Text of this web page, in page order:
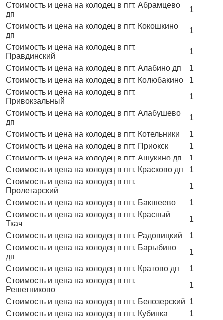
Стоимость и цена на колодец в пгт. Абрамцево
дп
1
Стоимость и цена на колодец в пгт. Кокошкино
дп
1
Стоимость и цена на колодец в пгт.
Правдинский
1
Стоимость и цена на колодец в пгт. Алабино дп
1
Стоимость и цена на колодец в пгт. Колюбакино
1
Стоимость и цена на колодец в пгт.
Привокзальный
1
Стоимость и цена на колодец в пгт. Алабушево
дп
1
Стоимость и цена на колодец в пгт. Котельники
1
Стоимость и цена на колодец в пгт. Приокск
1
Стоимость и цена на колодец в пгт. Ашукино дп
1
Стоимость и цена на колодец в пгт. Красково дп
1
Стоимость и цена на колодец в пгт.
Пролетарский
1
Стоимость и цена на колодец в пгт. Бакшеево
1
Стоимость и цена на колодец в пгт. Красный
Ткач
1
Стоимость и цена на колодец в пгт. Радовицкий
1
Стоимость и цена на колодец в пгт. Барыбино
дп
1
Стоимость и цена на колодец в пгт. Кратово дп
1
Стоимость и цена на колодец в пгт.
Решетниково
1
Стоимость и цена на колодец в пгт. Белозерский 1
Стоимость и цена на колодец в пгт. Кубинка
1